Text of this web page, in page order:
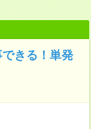
きる！単発